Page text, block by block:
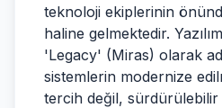
teknoloji ekiplerinin
haline gelmektedir.
'Legacy' (Miras) olarak
sistemlerin modernize
tercih değil,